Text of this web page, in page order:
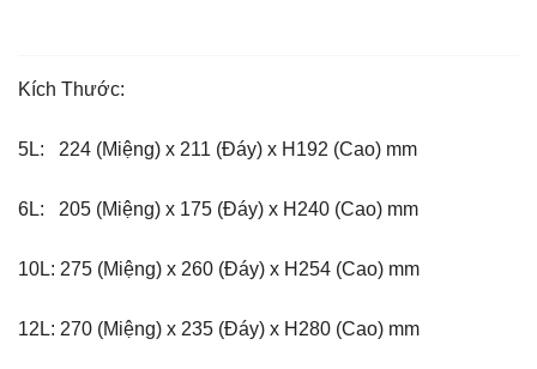
Kích Thước:
5L: 224 (Miệng) x 211 (Đáy) x H192 (Cao) mm
6L: 205 (Miệng) x 175 (Đáy) x H240 (Cao) mm
10L: 275 (Miệng) x 260 (Đáy) x H254 (Cao) mm
12L: 270 (Miệng) x 235 (Đáy) x H280 (Cao) mm